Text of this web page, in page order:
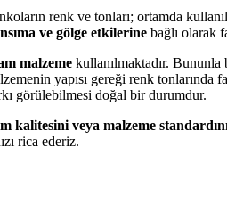
renk ve tonları; ortamda
ve gölge etkilerine bağlı olarak
malzeme kullanılmaktadır.
yapısı gereği renk tonlarında
görülebilmesi doğal bir durumdur.
kalitesini veya malzeme
rica ederiz.